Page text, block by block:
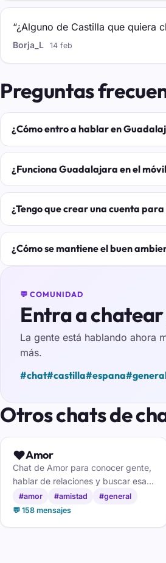
“¿Alguno de Castilla que quiera
Borja_L 14 feb
Preguntas
¿Cómo entro a hablar en
¿Funciona Guadalajara en el
¿Tengo que crear una cuenta
¿Cómo se mantiene el buen
💬 COMUNIDAD
Entra a
La gente está hablando ahora
más.
#chat#castilla#espana
Otros chats de
❤️Amor
Chat de Amor para conocer gente,
hablar de relaciones y buscar esa
conexión especial sin prisa y sin
complicaciones.
#amor #amistad
#general
💬 158 mensajes